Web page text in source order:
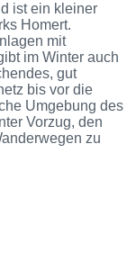
ist ein kleiner
Homert.
mit
im Winter auch
gut
bis vor die
Umgebung des
Vorzug, den
zu